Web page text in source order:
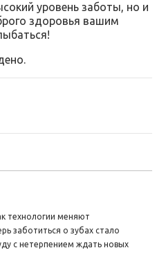
уровень заботы, но и
здоровья вашим
технологии меняют
заботиться о зубах стало
с нетерпением ждать новых